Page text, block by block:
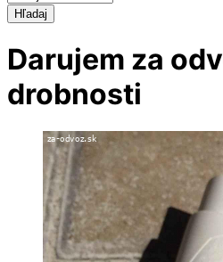
Hľadaj
Darujem za
drobnosti